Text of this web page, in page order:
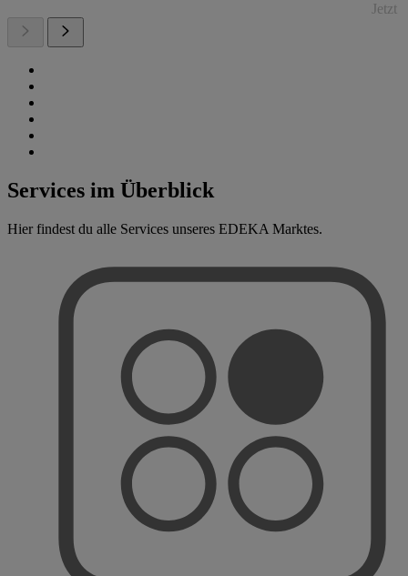
Jetzt
Services im Überblick
Hier findest du alle Services unseres EDEKA Marktes.